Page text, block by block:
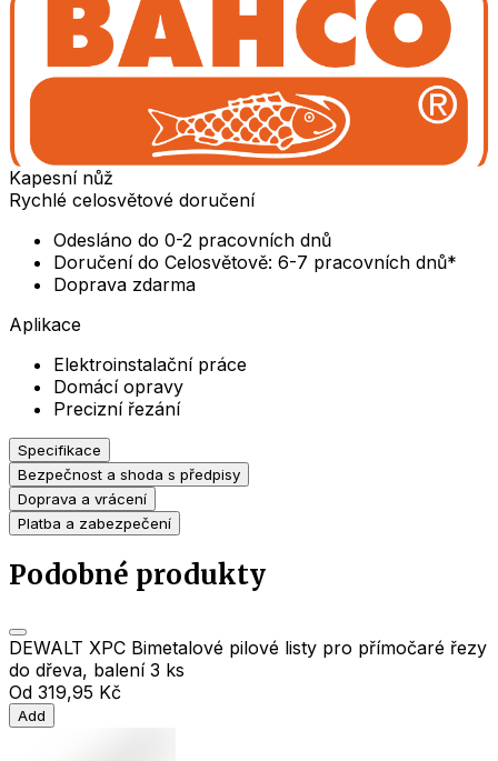
Kapesní nůž
Rychlé celosvětové doručení
Odesláno do 0-2 pracovních dnů
Doručení do Celosvětově: 6-7 pracovních dnů*
Doprava zdarma
Aplikace
Elektroinstalační práce
Domácí opravy
Precizní řezání
Specifikace
Bezpečnost a shoda s předpisy
Doprava a vrácení
Platba a zabezpečení
Podobné produkty
DEWALT XPC Bimetalové pilové listy pro přímočaré řezy
do dřeva, balení 3 ks
Od 319,95 Kč
Add